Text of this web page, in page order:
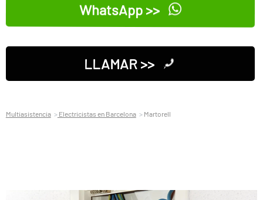
WhatsApp >>
LLAMAR >>
Multiasistencia Electricistas en Barcelona Martorell